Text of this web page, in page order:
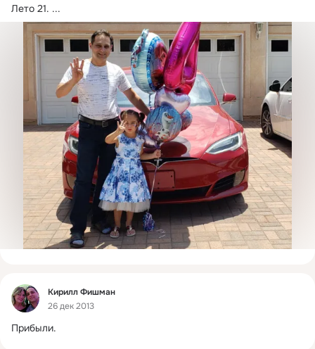
Лето 21. ...
Фид
Кирилл Фишман
26 дек 2013
Прибыли.